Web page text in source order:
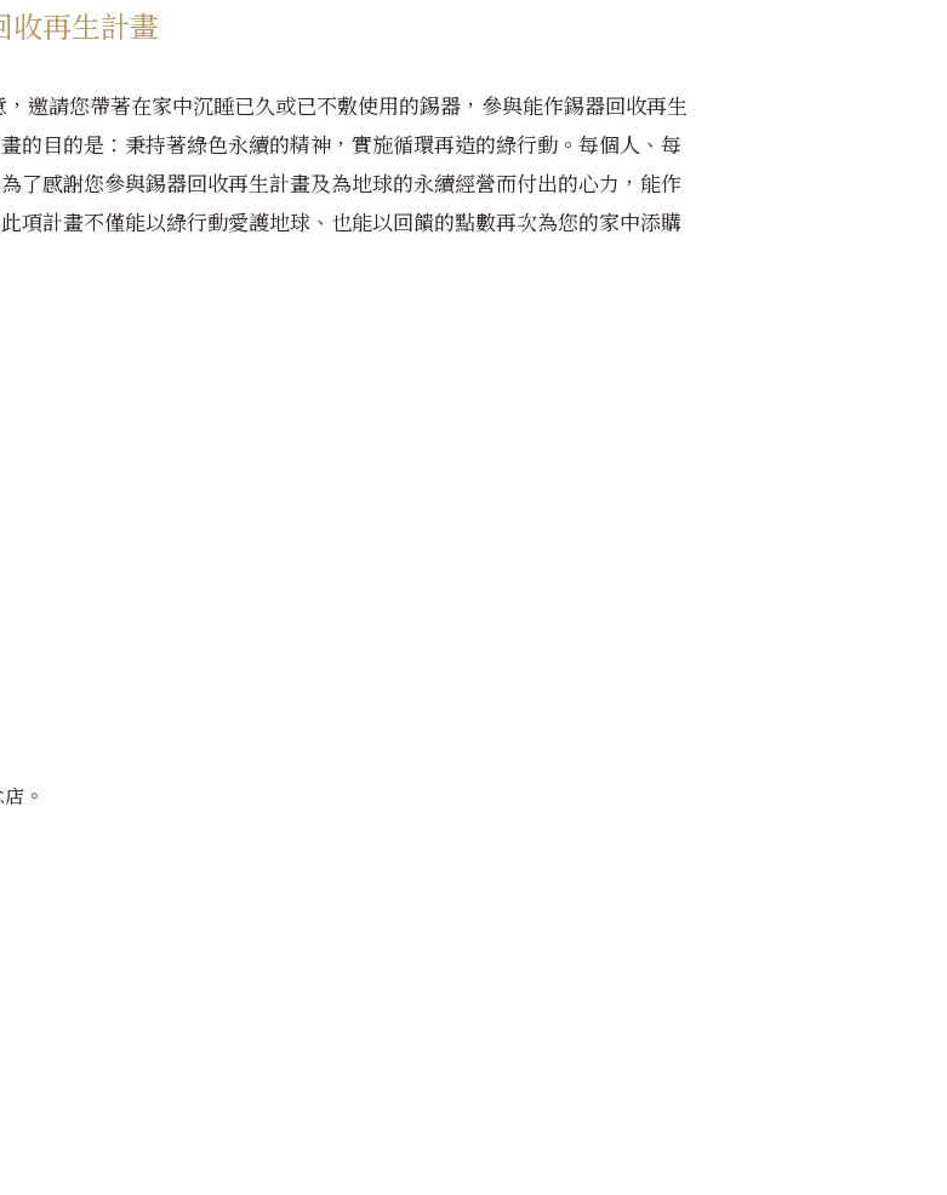
收再生計畫
邀請您帶著在家中沉睡已久或已不敷使用的錫器，參與能作錫器回收再生
的目的是：秉持著綠色永續的精神，實施循環再造的綠行動。每個人、每
了感謝您參與錫器回收再生計畫及為地球的永續經營而付出的心力，能作
項計畫不僅能以綠行動愛護地球、也能以回饋的點數再次為您的家中添購
店 。